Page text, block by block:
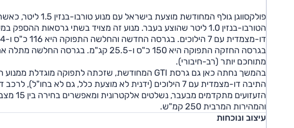
פולקסווגן גולף
דו-מצמדית עם 7 הילוכים. בגרסה החדשה והחלשה התפוקה היא 116 כ"ס ו-22.4 קג"מ.
בגרסה החזקה התפוקה היא 150 כ"ס ו-25.5
מתוחכם יותר (רב-חיבורי).
התיבה דו-מצמדית עם 7 הילוכים (ידנית לא מוצעת כלל, גם לא
והמהירות המרבית 250 קמ"ש.
עיצוב ונוכחות